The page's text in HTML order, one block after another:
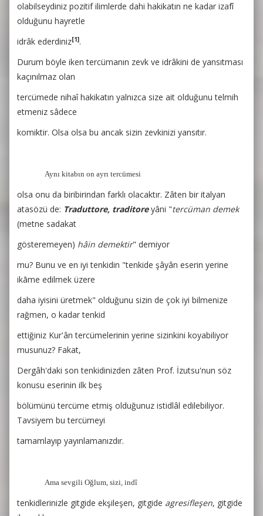
olabilseydiniz pozitif ilimlerde dahi hakikatın ne kadar izafî
olduğunu hayretle
idrâk ederdiniz[1].
Durum böyle iken tercümanın zevk ve idrâkini de yansıtması
kaçınılmaz olan
tercümede nihaî hakikatın yalnızca size ait olduğunu telmih
etmeniz sâdece
komiktir. Olsa olsa bu ancak sizin zevkinizi yansıtır.
Aynı kitabın on ayrı tercümesi
olsa onu da biribirindan farklı olacaktır. Zâten bir italyan
atasözü de: Traduttore, traditoreyâni "tercüman demek
(metne sadakat
gösteremeyen) hâin demektir" demiyor
mu? Bunu ve en iyi tenkidin "tenkide şâyân eserin yerine
ikāme edilmek üzere
daha iyisini üretmek" olduğunu sizin de çok iyi bilmenize
rağmen, o kadar tenkid
ettiğiniz Kur'ân tercümelerinin yerine sizinkini koyabiliyor
musunuz? Fakat,
Dergâh'daki son tenkidinizden zâten Prof. İzutsu'nun söz
konusu eserinin ilk beş
bölümünü tercüme etmiş olduğunuz istidlâl edilebiliyor.
Tavsiyem bu tercümeyi
tamamlayıp yayınlamanızdır.
Ama sevgili Oğlum, sizi, indî
tenkidlerinizle gitgide ekşileşen, gitgide agresifleşen, gitgide